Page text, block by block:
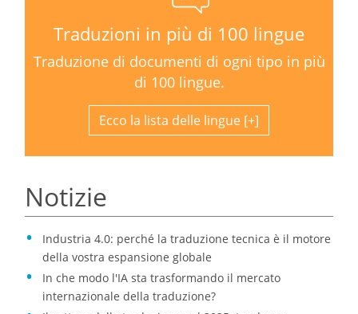
Traduzioni in più di 100 lingue
Traduzione di documenti di ogni tipo in più
di 100 lingue.
Ecco la lista delle lingue
Notizie
Industria 4.0: perché la traduzione tecnica è il motore
della vostra espansione globale
In che modo l'IA sta trasformando il mercato
internazionale della traduzione?